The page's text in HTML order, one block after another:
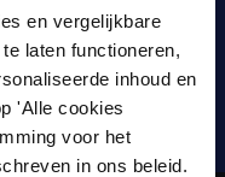
en vergelijkbare
laten functioneren,
inhoud en
'Alle cookies
voor het
in ons beleid.
nieuws en
Verstuur
ingerichte
tot luxe. Onze
en je vindt
Gratis parkeren